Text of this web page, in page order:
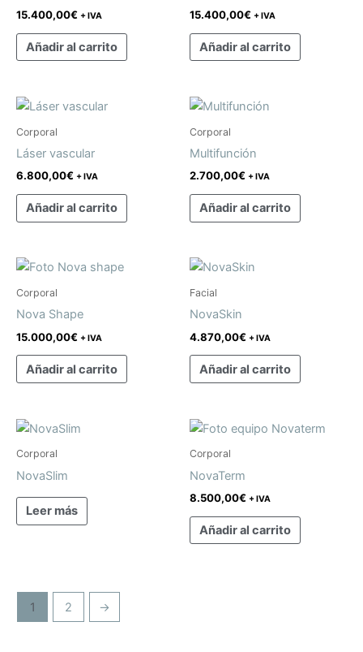
15.400,00€ + IVA
Añadir al carrito
15.400,00€ + IVA
Añadir al carrito
Corporal
Láser vascular
6.800,00€ + IVA
Añadir al carrito
Corporal
Multifunción
2.700,00€ + IVA
Añadir al carrito
Corporal
Nova Shape
15.000,00€ + IVA
Añadir al carrito
Facial
NovaSkin
4.870,00€ + IVA
Añadir al carrito
Corporal
NovaSlim
Leer más
Corporal
NovaTerm
8.500,00€ + IVA
Añadir al carrito
1 2 →